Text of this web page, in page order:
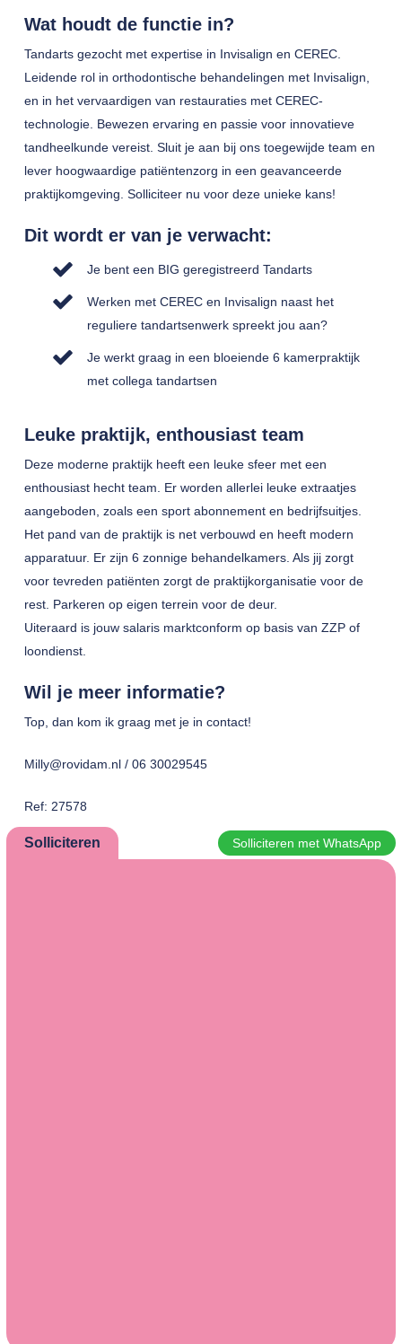
Wat houdt de functie in?
Tandarts gezocht met expertise in Invisalign en CEREC.
Leidende rol in orthodontische behandelingen met Invisalign,
en in het vervaardigen van restauraties met CEREC-
technologie. Bewezen ervaring en passie voor innovatieve
tandheelkunde vereist. Sluit je aan bij ons toegewijde team en
lever hoogwaardige patiëntenzorg in een geavanceerde
praktijkomgeving. Solliciteer nu voor deze unieke kans!
Dit wordt er van je verwacht:
Je bent een BIG geregistreerd Tandarts
Werken met CEREC en Invisalign naast het
reguliere tandartsenwerk spreekt jou aan?
Je werkt graag in een bloeiende 6 kamerpraktijk
met collega tandartsen
Leuke praktijk, enthousiast team
Deze moderne praktijk heeft een leuke sfeer met een
enthousiast hecht team. Er worden allerlei leuke extraatjes
aangeboden, zoals een sport abonnement en bedrijfsuitjes.
Het pand van de praktijk is net verbouwd en heeft modern
apparatuur. Er zijn 6 zonnige behandelkamers. Als jij zorgt
voor tevreden patiënten zorgt de praktijkorganisatie voor de
rest. Parkeren op eigen terrein voor de deur.
Uiteraard is jouw salaris marktconform op basis van ZZP of
loondienst.
Wil je meer informatie?
Top, dan kom ik graag met je in contact!
Milly@rovidam.nl / 06 30029545
Ref: 27578
Solliciteren Solliciteren met WhatsApp